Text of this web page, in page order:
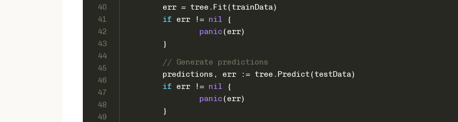
40
41
42
43
44
45
46
47
48
49
	err = tree.Fit(trainData)
if err != nil {
panic (err)
	}
// Generate predictions
	predictions, err := tree.Predict(testData)
if err != nil {
panic (err)
	}